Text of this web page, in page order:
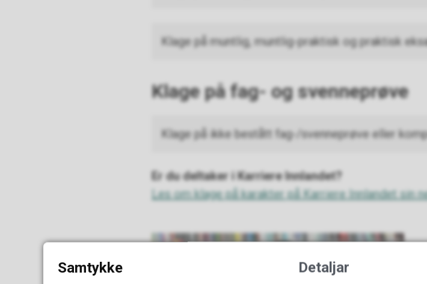
Klage på muntlig, muntlig-praktisk og praktisk
Klagepå fag- og svenneprøve
Klage på ikke bestått fag-/svenneprøve eller
Er du deltaker i Karriere Innlandet?
Les om klage på karakter på Karriere Innlandet sin
Samtykke Detaljar